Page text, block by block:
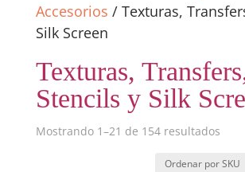
Accesorios / Texturas,
Silk Screen
Texturas,
Stencils y Silk
Mostrando 1–21 de 154 resultados